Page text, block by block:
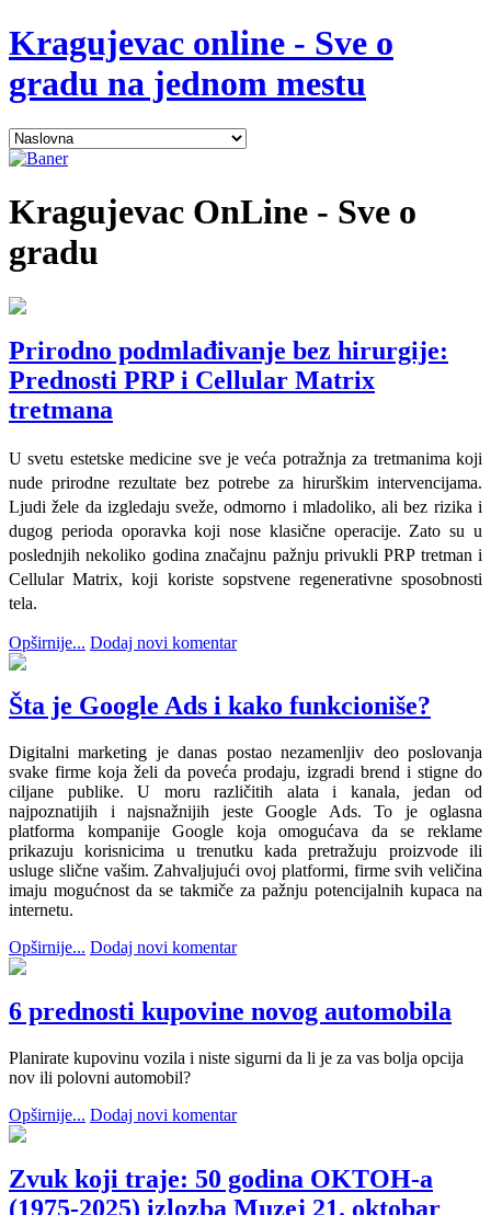
Kragujevac online - Sve o
gradu na jednom mestu
Kragujevac OnLine - Sve o
gradu
Prirodno podmlađivanje bez hirurgije:
Prednosti PRP i Cellular Matrix
tretmana
U svetu estetske medicine sve je veća potražnja za tretmanima koji
nude prirodne rezultate bez potrebe za hirurškim intervencijama.
Ljudi žele da izgledaju sveže, odmorno i mladoliko, ali bez rizika i
dugog perioda oporavka koji nose klasične operacije. Zato su u
poslednjih nekoliko godina značajnu pažnju privukli PRP tretman i
Cellular Matrix, koji koriste sopstvene regenerativne sposobnosti
tela.
Opširnije... Dodaj novi komentar
Šta je Google Ads i kako funkcioniše?
Digitalni marketing je danas postao nezamenljiv deo poslovanja
svake firme koja želi da poveća prodaju, izgradi brend i stigne do
ciljane publike. U moru različitih alata i kanala, jedan od
najpoznatijih i najsnažnijih jeste Google Ads. To je oglasna
platforma kompanije Google koja omogućava da se reklame
prikazuju korisnicima u trenutku kada pretražuju proizvode ili
usluge slične vašim. Zahvaljujući ovoj platformi, firme svih veličina
imaju mogućnost da se takmiče za pažnju potencijalnih kupaca na
internetu.
Opširnije... Dodaj novi komentar
6 prednosti kupovine novog automobila
Planirate kupovinu vozila i niste sigurni da li je za vas bolja opcija
nov ili polovni automobil?
Opširnije... Dodaj novi komentar
Zvuk koji traje: 50 godina OKTOH-a
(1975-2025) izlozba Muzej 21. oktobar